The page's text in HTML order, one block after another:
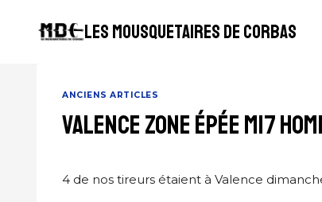
LES MOUSQUETAIRES DE CORBAS
ANCIENS ARTICLES
VALENCE ZONE ÉPÉE M17
4 de nos tireurs étaient à Valence